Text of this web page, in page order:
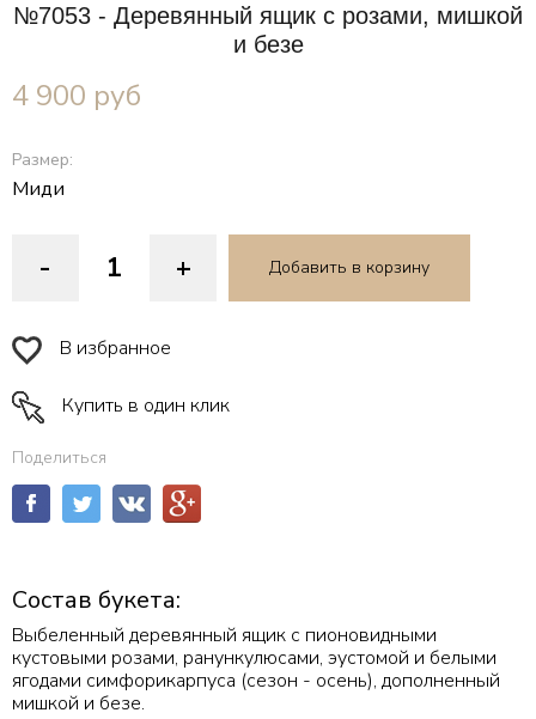
№7053 - Деревянный ящик с розами, мишкой
и безе
4 900 руб
Размер:
Миди
- + Добавить в корзину
В избранное
Купить в один клик
Поделиться
Состав букета:
Выбеленный деревянный ящик с пионовидными
кустовыми розами, ранункулюсами, эустомой и белыми
ягодами симфорикарпуса (сезон - осень), дополненный
мишкой и безе.